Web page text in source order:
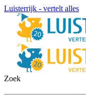
Luisterrijk - vertelt alles
Zoek